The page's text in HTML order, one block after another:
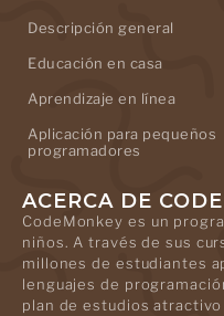
Descripción general
Educación en casa
Aprendizaje en línea
Aplicación para pequeños
programadores
ACERCA DE
CodeMonkey es un
niños. A través de sus
millones de estudiantes
lenguajes de
plan de estudios